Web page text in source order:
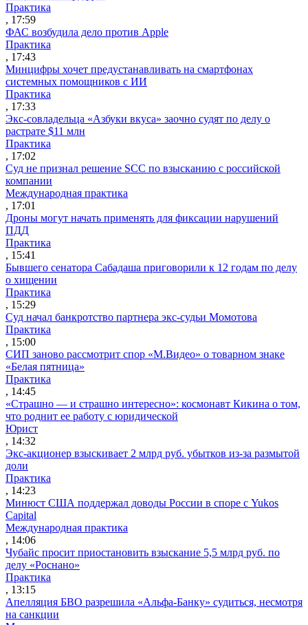
Практика
, 17:59
ФАС возбудила дело против Apple
Практика
, 17:43
Минцифры хочет предустанавливать на смартфонах
системных помощников с ИИ
Практика
, 17:33
Экс-совладельца «Азбуки вкуса» заочно судят по делу о
растрате $11 млн
Практика
, 17:02
Суд не признал решение SCC по взысканию с российской
компании
Международная практика
, 17:01
Дроны могут начать применять для фиксации нарушений
ПДД
Практика
, 15:41
Бывшего сенатора Сабадаша приговорили к 12 годам по делу
о хищении
Практика
, 15:29
Суд начал банкротство партнера экс-судьи Момотова
Практика
, 15:00
СИП заново рассмотрит спор «М.Видео» о товарном знаке
«Белая пятница»
Практика
, 14:45
«Страшно — и страшно интересно»: космонавт Кикина о том,
что роднит ее работу с юридической
Юрист
, 14:32
Экс-акционер взыскивает 2 млрд руб. убытков из-за размытой
доли
Практика
, 14:23
Минюст США поддержал доводы России в споре с Yukos
Capital
Международная практика
, 14:06
Чубайс просит приостановить взыскание 5,5 млрд руб. по
делу «Роснано»
Практика
, 13:15
Апелляция БВО разрешила «Альфа-Банку» судиться, несмотря
на санкции